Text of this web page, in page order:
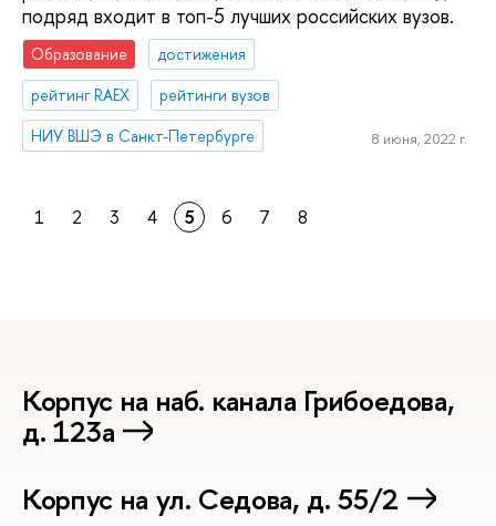
подряд входит в топ-5 лучших российских вузов.
Образование
достижения
рейтинг RAEX
рейтинги вузов
НИУ ВШЭ в Санкт-Петербурге
8 июня, 2022 г.
1 2 3 4 5 6 7 8
Корпус на наб. канала Грибоедова,
д. 123а
Корпус на ул. Седова, д. 55/2